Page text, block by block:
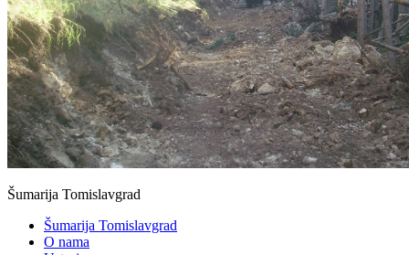
Šumarija Tomislavgrad
Šumarija Tomislavgrad
O nama